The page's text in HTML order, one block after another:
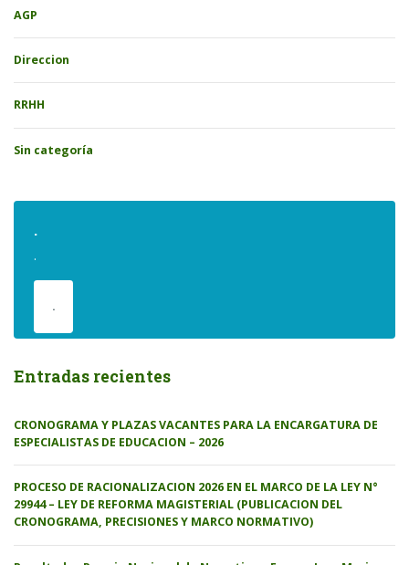
AGP
Direccion
RRHH
Sin categoría
.
.
.
Entradas recientes
CRONOGRAMA Y PLAZAS VACANTES PARA LA ENCARGATURA DE
ESPECIALISTAS DE EDUCACION – 2026
PROCESO DE RACIONALIZACION 2026 EN EL MARCO DE LA LEY N°
29944 – LEY DE REFORMA MAGISTERIAL (PUBLICACION DEL
CRONOGRAMA, PRECISIONES Y MARCO NORMATIVO)